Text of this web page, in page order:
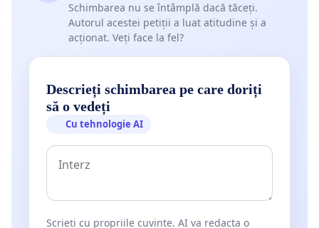
Schimbarea nu se întâmplă dacă tăceți.
Autorul acestei petiții a luat atitudine și a
acționat. Veți face la fel?
Descrieți schimbarea pe care doriți
să o vedeți
Cu tehnologie AI
Scrieți cu propriile cuvinte. AI va redacta o